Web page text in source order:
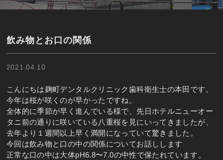
飲み物とお口の関係
2021.04.10
こんにちは麹町デンタルクリニック歯科衛生士の本田です。
今年は桜が咲くのが早かったですね。
全体的に季節が早く進んでいる様で、先日ホテルニューオー
タニ前の通りに咲いている八重桜を見にいってきましたが、
去年より１週間以上早く満開になっていて驚きました。
今回は飲み物と口の中の関係についてお話しします
正常な口の中は大体pH6.8〜7.0の中性で保たれています。